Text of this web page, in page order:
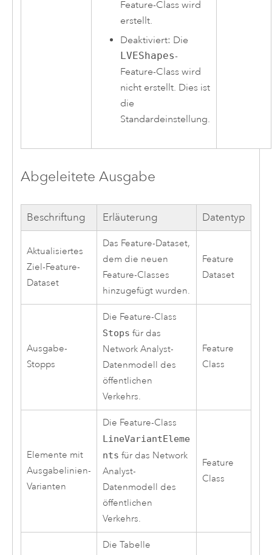
Feature-Class wird
erstellt.
Deaktiviert: Die
LVEShapes-
Feature-Class wird
nicht erstellt. Dies ist
die
Standardeinstellung.
Abgeleitete Ausgabe
Beschriftung Erläuterung Datentyp
Aktualisiertes
Ziel-Feature-
Dataset
Das Feature-Dataset,
dem die neuen
Feature-Classes
hinzugefügt wurden.
Feature
Dataset
Ausgabe-
Stopps
Die Feature-Class
Stops für das
Network Analyst-
Datenmodell des
öffentlichen
Verkehrs.
Feature
Class
Elemente mit
Ausgabelinien-
Varianten
Die Feature-Class
LineVariantEleme
nts für das Network
Analyst-
Datenmodell des
öffentlichen
Verkehrs.
Feature
Class
Die Tabelle